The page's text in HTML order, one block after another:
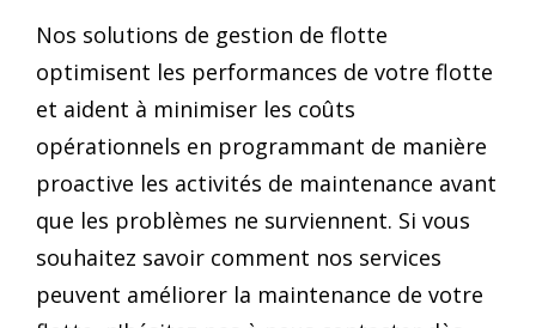
Nos solutions de gestion de flotte
optimisent les performances de votre flotte
et aident à minimiser les coûts
opérationnels en programmant de manière
proactive les activités de maintenance avant
que les problèmes ne surviennent. Si vous
souhaitez savoir comment nos services
peuvent améliorer la maintenance de votre